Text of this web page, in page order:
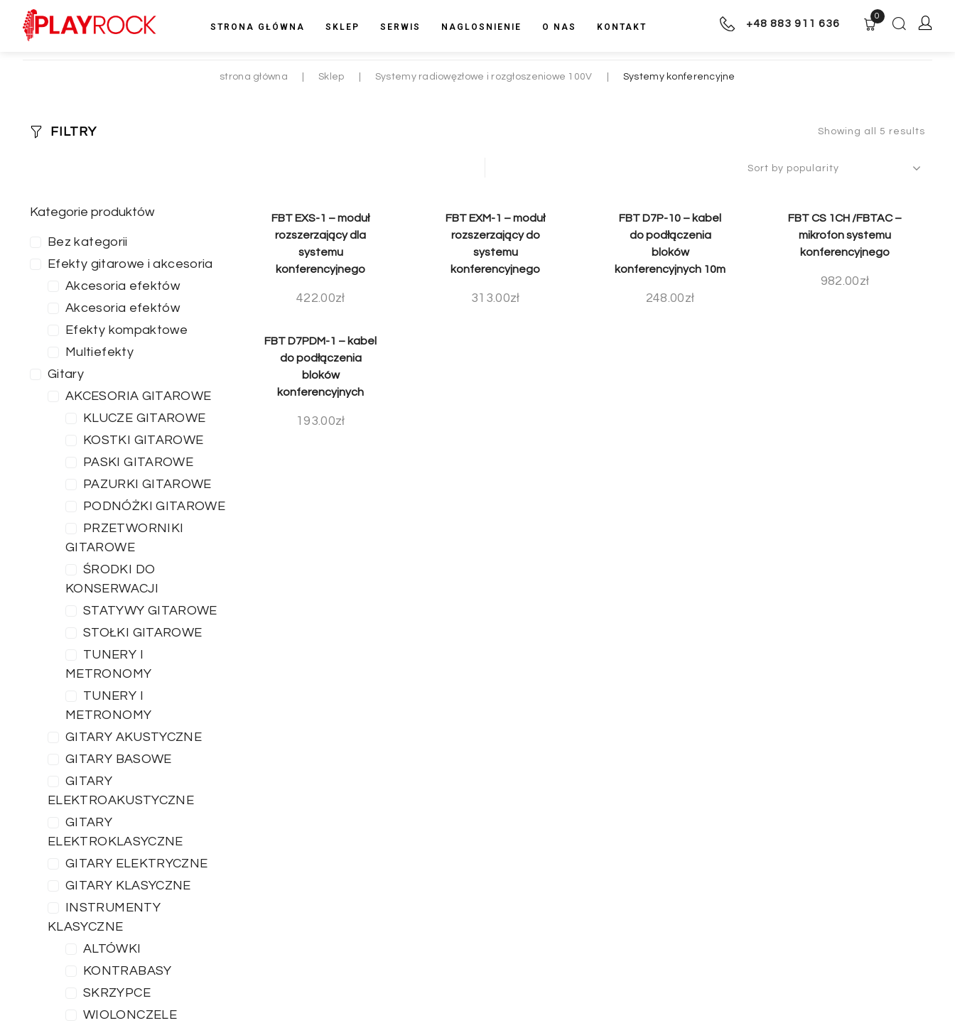
STRONA GŁÓWNA SKLEP SERWIS NAGLOSNIENIE O NAS KONTAKT +48 883 911 636
0
strona główna Sklep Systemy radiowęzłowe i rozgłoszeniowe 100V Systemy konferencyjne
FILTRY Showing all 5 results
Kategorie produktów
Bez kategorii
Efekty gitarowe i akcesoria
Akcesoria efektów
Akcesoria efektów
Efekty kompaktowe
Multiefekty
Gitary
AKCESORIA GITAROWE
KLUCZE GITAROWE
KOSTKI GITAROWE
PASKI GITAROWE
PAZURKI GITAROWE
PODNÓŻKI GITAROWE
PRZETWORNIKI
GITAROWE
ŚRODKI DO
KONSERWACJI
STATYWY GITAROWE
STOŁKI GITAROWE
TUNERY I
METRONOMY
TUNERY I
METRONOMY
GITARY AKUSTYCZNE
GITARY BASOWE
GITARY
ELEKTROAKUSTYCZNE
GITARY
ELEKTROKLASYCZNE
GITARY ELEKTRYCZNE
GITARY KLASYCZNE
INSTRUMENTY
KLASYCZNE
ALTÓWKI
KONTRABASY
SKRZYPCE
WIOLONCZELE
FBT EXS-1 – moduł
rozszerzający dla
systemu
konferencyjnego
422.00zł
FBT EXM-1 – moduł
rozszerzający do
systemu
konferencyjnego
313.00zł
FBT D7P-10 – kabel
do podłączenia
bloków
konferencyjnych 10m
248.00zł
FBT CS 1CH /FBTAC –
mikrofon systemu
konferencyjnego
982.00zł
FBT D7PDM-1 – kabel
do podłączenia
bloków
konferencyjnych
193.00zł